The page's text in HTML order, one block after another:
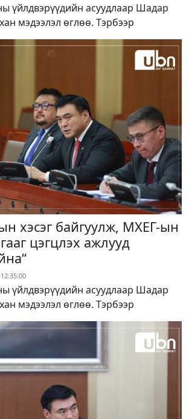
үйлдвэрүүдийн асуудлаар Шадар
мэдээлэл өглөө. Тэрбээр
хэсэг байгуулж, МХЕГ-ын
цэгцлэх ажлууд
үйлдвэрүүдийн асуудлаар Шадар
мэдээлэл өглөө. Тэрбээр